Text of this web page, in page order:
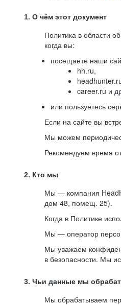
1. О чём этот документ
Политика в области
когда вы:
посещаете наши
hh.ru,
career.ru и
или пользуетесь
Если на сайте вы
Мы можем
Рекомендуем время
2. Кто мы
Мы — компания
дом 48, помещ. 25).
Когда в Политике
Мы — оператор
Мы уважаем
в безопасности. Мы
3. Чьи данные мы
Мы обрабатываем